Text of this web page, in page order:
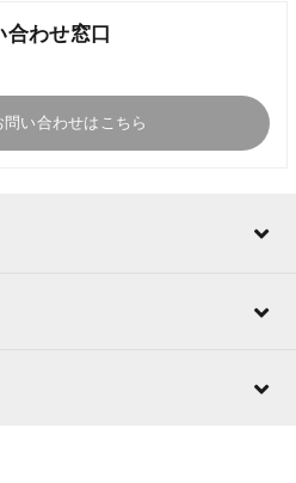
合わせ窓口
問い合わせはこちら